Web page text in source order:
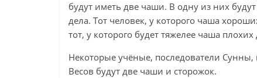
будут иметь две чаши. В одну из них
дела. Тот человек, у которого чаша
тот, у которого будет тяжелее чаша
Некоторые учёные, последователи
Весов будут две чаши и сторожок.